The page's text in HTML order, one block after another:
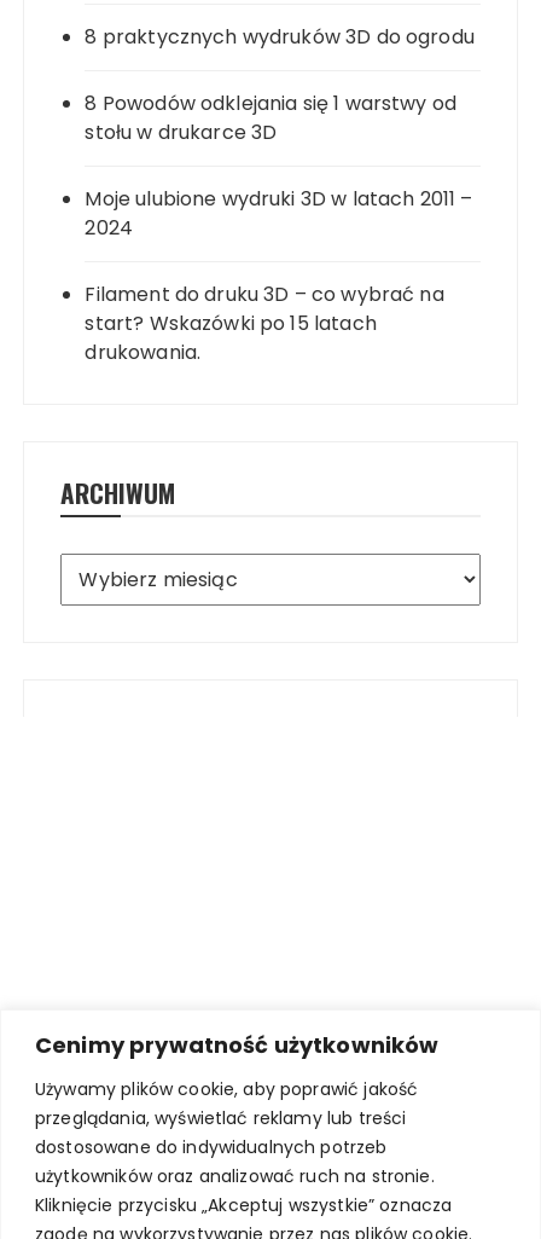
Cenimy prywatność użytkowników
Używamy plików cookie, aby poprawić jakość
przeglądania, wyświetlać reklamy lub treści
dostosowane do indywidualnych potrzeb
użytkowników oraz analizować ruch na stronie.
Kliknięcie przycisku „Akceptuj wszystkie” oznacza
zgodę na wykorzystywanie przez nas plików cookie.
8 praktycznych wydruków 3D do ogrodu
8 Powodów odklejania się 1 warstwy od
stołu w drukarce 3D
Moje ulubione wydruki 3D w latach 2011 –
2024
Filament do druku 3D – co wybrać na
start? Wskazówki po 15 latach
drukowania.
ARCHIWUM
Archiwum